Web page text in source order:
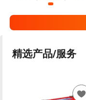
精选产品/服务